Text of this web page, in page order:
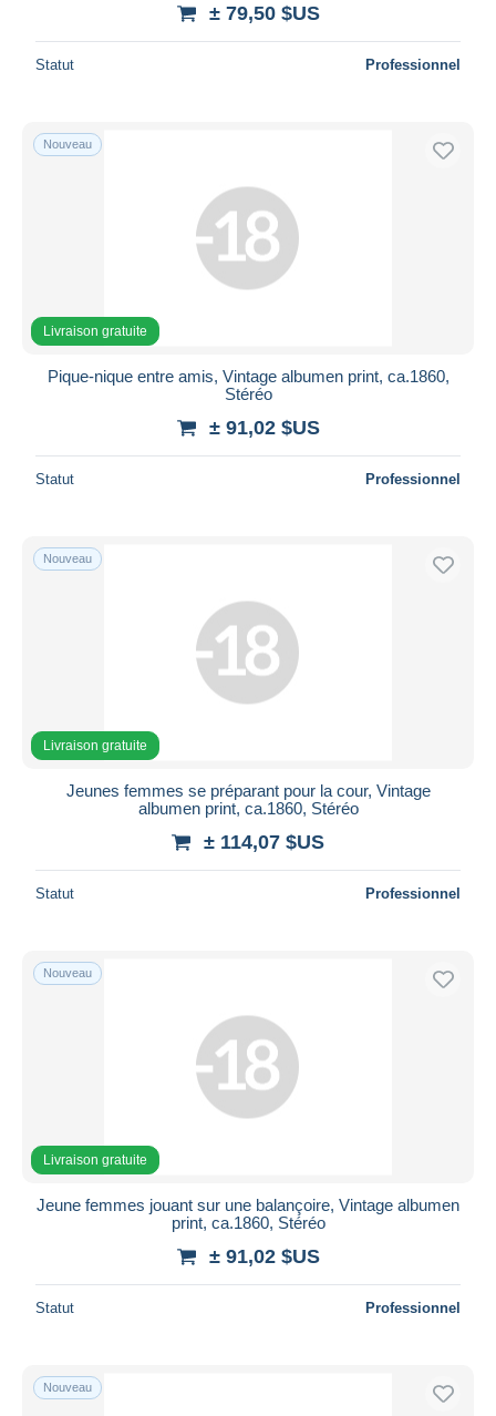
± 79,50 $US
Statut Professionnel
Nouveau
Livraison gratuite
Pique-nique entre amis, Vintage albumen print, ca.1860,
Stéréo
± 91,02 $US
Statut Professionnel
Nouveau
Livraison gratuite
Jeunes femmes se préparant pour la cour, Vintage
albumen print, ca.1860, Stéréo
± 114,07 $US
Statut Professionnel
Nouveau
Livraison gratuite
Jeune femmes jouant sur une balançoire, Vintage albumen
print, ca.1860, Stéréo
± 91,02 $US
Statut Professionnel
Nouveau